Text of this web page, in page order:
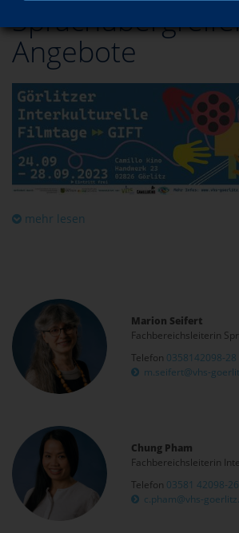
Angebote
mehr lesen
Marion Seifert
Fachbereichsleiterin
Telefon 0358142098-28
m.seifert@vhs-
Chung Pham
Fachbereichsleiterin
Telefon 03581 42098-26
c.pham@vhs-